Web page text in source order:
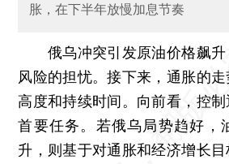
胀，在下半年放慢加息节奏
俄乌冲突引发原油价格飙升
风险的担忧。接下来，通胀的
高度和持续时间。向前看，控
首要任务。若俄乌局势趋好，
升，则基于对通胀和经济增长